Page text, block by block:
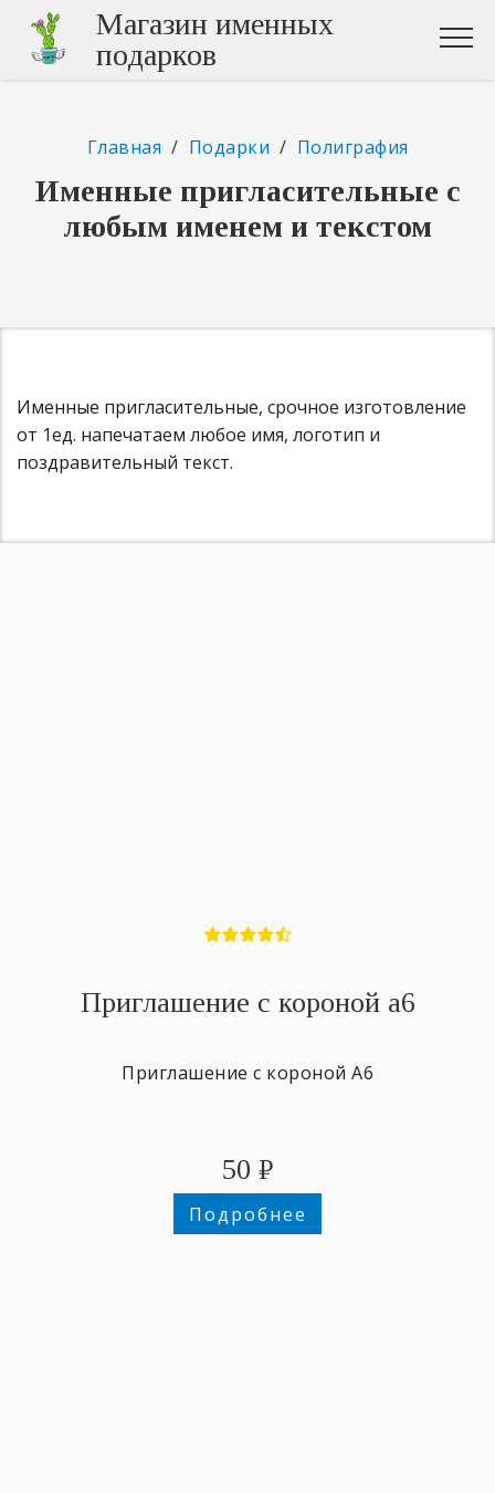
Магазин именных
подарков
Главная / Подарки / Полиграфия
Именные пригласительные с
любым именем и текстом
Именные пригласительные, срочное изготовление
от 1ед. напечатаем любое имя, логотип и
поздравительный текст.
Приглашение с короной а6
Приглашение с короной А6
50 ₽
Подробнее